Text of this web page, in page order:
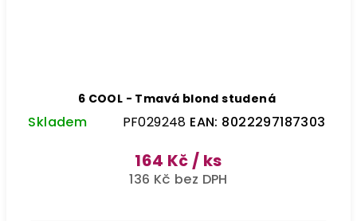
6 COOL - Tmavá blond studená
Skladem PF029248 EAN: 8022297187303
164 Kč / ks
136 Kč bez DPH